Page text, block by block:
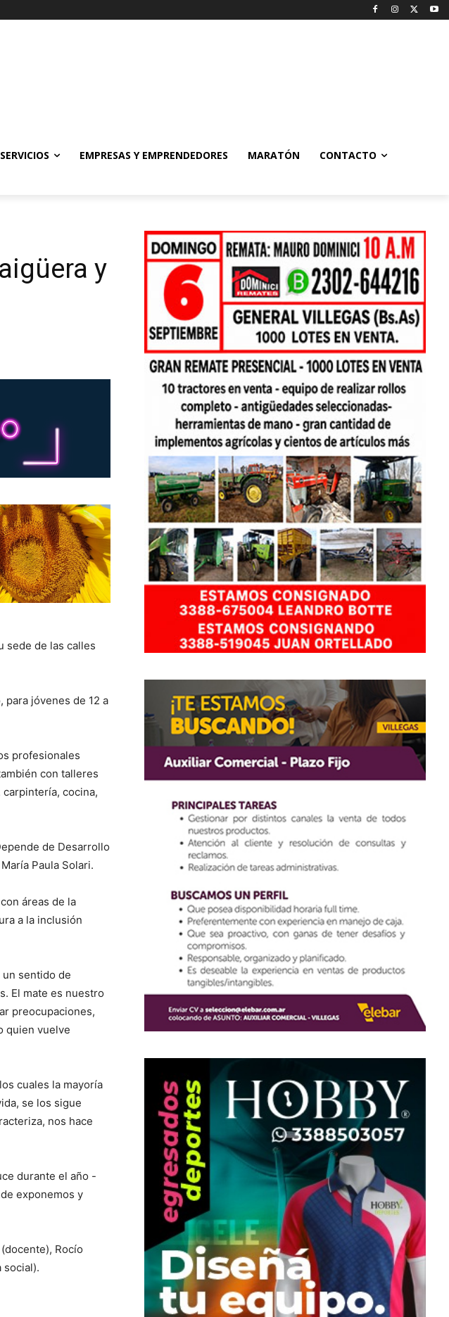
SERVICIOS EMPRESAS Y EMPRENDEDORES MARATÓN CONTACTO
y
sede de las calles
jóvenes de 12 a
profesionales
con talleres
cocina,
de Desarrollo
Paula Solari.
áreas de la
a la inclusión
sentido de
El mate es nuestro
preocupaciones,
quien vuelve
cuales la mayoría
se los sigue
nos hace
durante el año -
exponemos y
Rocío
social).